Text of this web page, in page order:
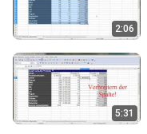
2:06
5:31